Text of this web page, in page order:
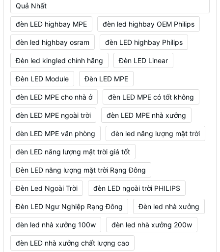
Quả Nhất
đèn LED highbay MPE đèn led highbay OEM Philips
đèn led highbay osram đèn LED highbay Philips
Đèn led kingled chính hãng Đèn LED Linear
Đèn LED Module Đèn LED MPE
đèn LED MPE cho nhà ở đèn LED MPE có tốt không
đèn LED MPE ngoài trời đèn LED MPE nhà xưởng
đèn LED MPE văn phòng đèn led năng lượng mặt trời
đèn LED năng lượng mặt trời giá tốt
Đèn LED năng lượng mặt trời Rạng Đông
Đèn Led Ngoài Trời đèn LED ngoài trời PHILIPS
Đèn LED Ngư Nghiệp Rạng Đông Đèn led nhà xưởng
đèn led nhà xưởng 100w đèn led nhà xưởng 200w
đèn LED nhà xưởng chất lượng cao